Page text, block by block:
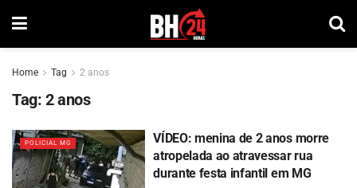
Home Tag 2 anos
Tag: 2 anos
POLICIAL MG
VÍDEO: menina de 2 anos morre
atropelada ao atravessar rua
durante festa infantil em MG